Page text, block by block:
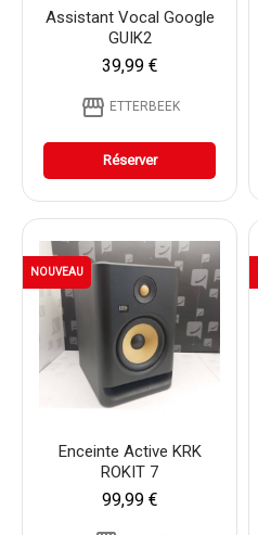
Assistant Vocal Google
GUIK2
39,99 €
storefront ETTERBEEK
Réserver
Enceinte Active KRK
ROKIT 7
99,99 €
NOUVEAU